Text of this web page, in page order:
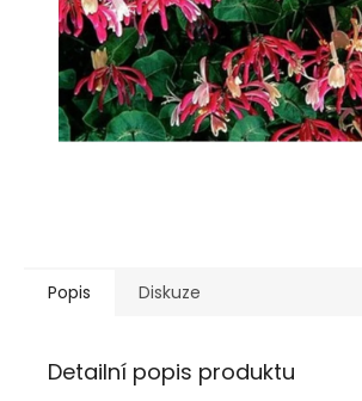
Popis Diskuze
Detailní popis produktu